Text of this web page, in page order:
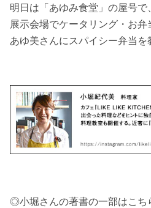
明日は「あゆみ食堂」の屋号
展示会場でケータリング・お
あゆ美さんにスパイシー弁当を
◎小堀さんの著書の一部はこ